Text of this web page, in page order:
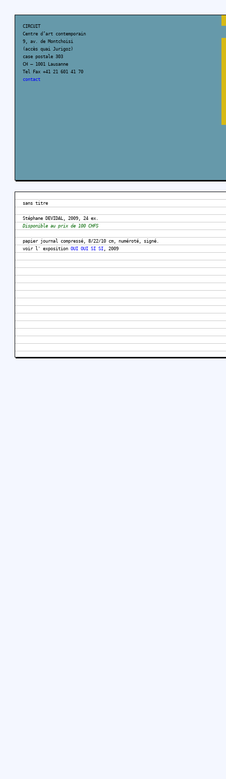
CIRCUIT
Centre d’art contemporain
9, av. de Montchoisi
(accès quai Jurigoz)
case postale 303
CH – 1001 Lausanne
Tel Fax +41 21 601 41 70
contact
sans titre
Stéphane DEVIDAL, 2009, 24 ex.
Disponible au prix de 100 CHFS
papier journal compressé, 8/22/10 cm, numéroté, signé.
voir l' exposition OUI OUI SI SI , 2009